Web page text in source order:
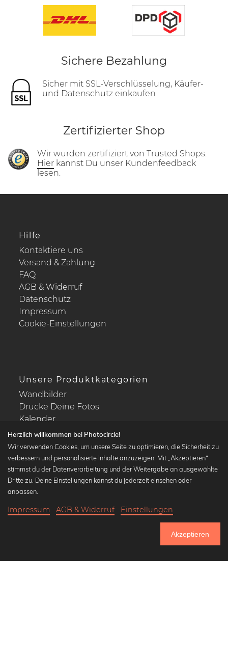
Bis Donnerstag: 20% Rabatt auf alle Bilder
Sichere Bezahlung
Sicher mit SSL-Verschlüsselung, Käufer-
und Datenschutz einkaufen
Zertifizierter Shop
Wir wurden zertifiziert von Trusted Shops.
Hier kannst Du unser Kundenfeedback
lesen.
Hilfe
Kontaktiere uns
Versand & Zahlung
FAQ
AGB & Widerruf
Datenschutz
Impressum
Cookie-Einstellungen
Unsere Produktkategorien
Wandbilder
Drucke Deine Fotos
Kalender
Beliebte Kollektionen
Wandbilder in schwarz-weiß
Klassiker der Kunstgeschichte
Herzlich willkommen bei Photocircle!
Wir verwenden Cookies, um unsere Seite zu optimieren, die Sicherheit zu
verbessern und personalisierte Inhalte anzuzeigen. Mit „Akzeptieren“
stimmst du der Datenverarbeitung und der Weitergabe an ausgewählte
Dritte zu. Deine Einstellungen kannst du jederzeit einsehen oder
anpassen.
Impressum AGB & Widerruf Einstellungen
Akzeptieren